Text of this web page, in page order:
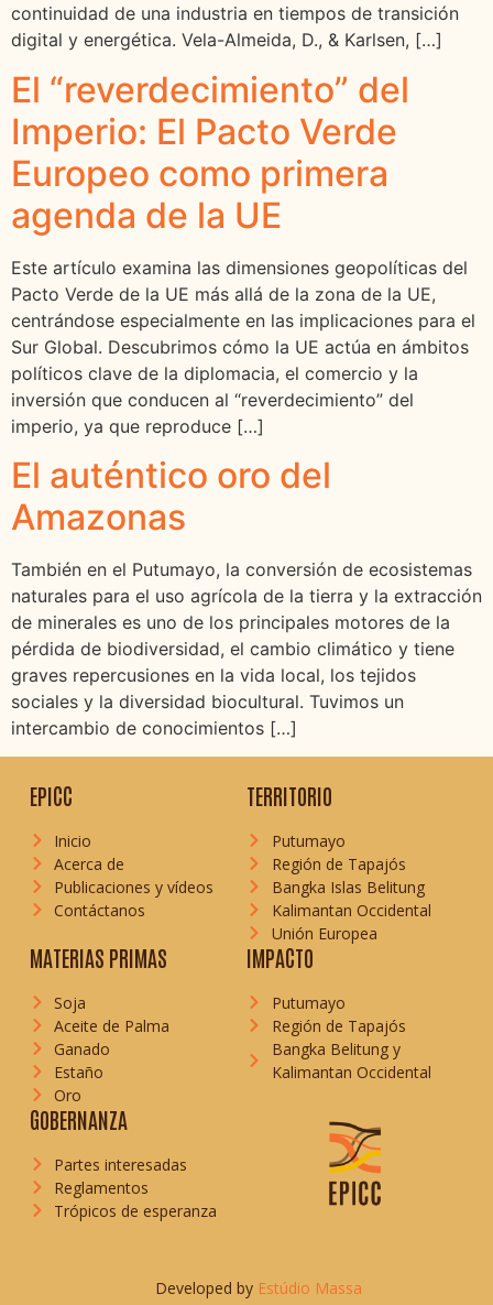
continuidad de una industria en tiempos de transición
digital y energética. Vela-Almeida, D., & Karlsen, […]
El “reverdecimiento” del
Imperio: El Pacto Verde
Europeo como primera
agenda de la UE
Este artículo examina las dimensiones geopolíticas del
Pacto Verde de la UE más allá de la zona de la UE,
centrándose especialmente en las implicaciones para el
Sur Global. Descubrimos cómo la UE actúa en ámbitos
políticos clave de la diplomacia, el comercio y la
inversión que conducen al “reverdecimiento” del
imperio, ya que reproduce […]
El auténtico oro del
Amazonas
También en el Putumayo, la conversión de ecosistemas
naturales para el uso agrícola de la tierra y la extracción
de minerales es uno de los principales motores de la
pérdida de biodiversidad, el cambio climático y tiene
graves repercusiones en la vida local, los tejidos
sociales y la diversidad biocultural. Tuvimos un
intercambio de conocimientos […]
EPICC
Inicio
Acerca de
Publicaciones y vídeos
Contáctanos
TERRITORIO
Putumayo
Región de Tapajós
Bangka Islas Belitung
Kalimantan Occidental
Unión Europea
MATERIAS PRIMAS
Soja
Aceite de Palma
Ganado
Estaño
Oro
IMPACTO
Putumayo
Región de Tapajós
Bangka Belitung y
Kalimantan Occidental
GOBERNANZA
Partes interesadas
Reglamentos
Trópicos de esperanza
Developed by Estúdio Massa